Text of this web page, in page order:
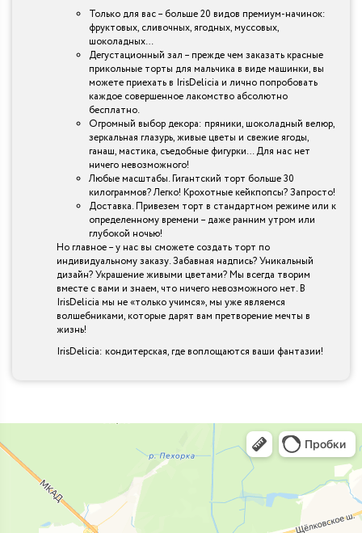
Только для вас – больше 20 видов премиум-начинок:
фруктовых, сливочных, ягодных, муссовых,
шоколадных…
Дегустационный зал – прежде чем заказать красные
прикольные торты для мальчика в виде машинки, вы
можете приехать в IrisDelicia и лично попробовать
каждое совершенное лакомство абсолютно
бесплатно.
Огромный выбор декора: пряники, шоколадный велюр,
зеркальная глазурь, живые цветы и свежие ягоды,
ганаш, мастика, съедобные фигурки… Для нас нет
ничего невозможного!
Любые масштабы. Гигантский торт больше 30
килограммов? Легко! Крохотные кейкпопсы? Запросто!
Доставка. Привезем торт в стандартном режиме или к
определенному времени – даже ранним утром или
глубокой ночью!
Но главное – у нас вы сможете создать торт по
индивидуальному заказу. Забавная надпись? Уникальный
дизайн? Украшение живыми цветами? Мы всегда творим
вместе с вами и знаем, что ничего невозможного нет. В
IrisDelicia мы не «только учимся», мы уже являемся
волшебниками, которые дарят вам претворение мечты в
жизнь!
IrisDelicia: кондитерская, где воплощаются ваши фантазии!